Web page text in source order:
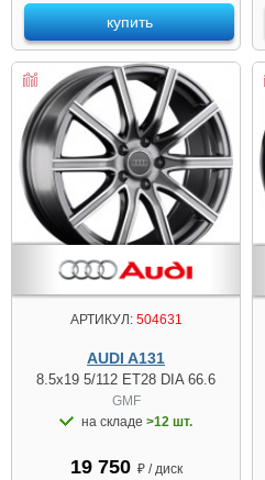
купить
АРТИКУЛ:504631
AUDI A131
8.5x19 5/112 ET28 DIA 66.6
GMF
на складе >12 шт.
19 750 ₽ / диск